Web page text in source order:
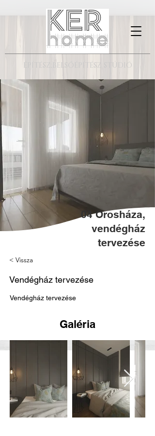
ÉPÍTÉSZ,BELSŐÉPÍTÉSZ STÚDIÓ
< Vissza
Vendégház tervezése
Vendégház tervezése
04 Orosháza,
vendégház
tervezése
Galéria